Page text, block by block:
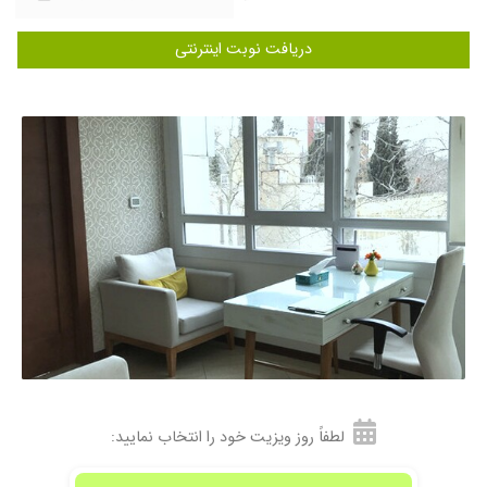
دکتر خوب با دانش پر حوصله هستن ایشون ۱۴۰۲/۰۹/۲۷
بسیار باسواد باحوصله و دقیق هستند. کاملا از نحوه ۱۴۰۰/۰۹/۱۸
نوار عصب ۱۴۰۳/۱۲/۱۴
دردکمرداشتم وبه ایشون مراجعه کردم وایشون
نوارعصب برام نوشتن که مشکلی نداشتم همچنین
بهشون گفتمMRIبرام بنویسین که انجام بدم
وایشان اینکاروانجام دادن وبعدازاعلام نتیجه
مشخص شدکه آرتروزخفیف کمردارم وبرام
فیزیوتراپی نوشتن که انجام دادم وبهبودنسبی
حاصل شد…
خوب بودن
من از مشکل کمر و پا مراجعه کردم. برخورد و نحوه ۱۴۰۵/۰۵/۰۶
درود بر شما مشکل تنگی نخاعی، تشخیص خوب
برخورد عالی زمان نوبت با تاخیر و ضعیف پرسنل کم
توجه ، درمان و نتیجه گیری عالی
دریافت نوبت اینترنتی
لطفاً روز ویزیت خود را انتخاب نمایید: